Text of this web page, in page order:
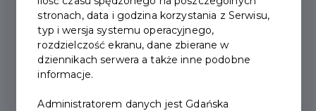
EcoCar nowym partnerem
Karty Turysty!
stronach, data i godzina korzystania z Serwisu,
typ i wersja systemu operacyjnego,
rozdzielczość ekranu, dane zbierane w
dziennikach serwera a także inne podobne
informacje.
Administratorem danych jest Gdańska